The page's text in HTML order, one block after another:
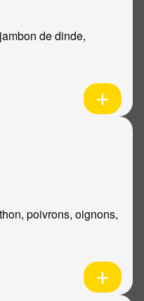
de dinde,
poivrons, oignons,